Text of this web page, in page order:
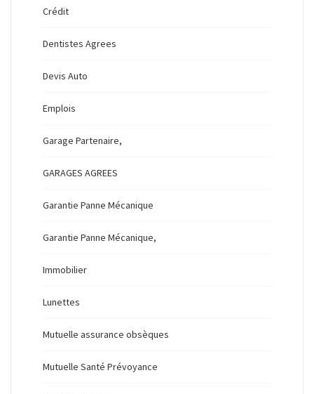
Crédit
Dentistes Agrees
Devis Auto
Emplois
Garage Partenaire,
GARAGES AGREES
Garantie Panne Mécanique
Garantie Panne Mécanique,
Immobilier
Lunettes
Mutuelle assurance obsèques
Mutuelle Santé Prévoyance